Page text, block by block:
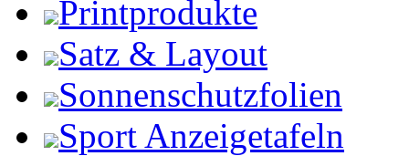
Printprodukte
Satz & Layout
Sonnenschutzfolien
Sport Anzeigetafeln